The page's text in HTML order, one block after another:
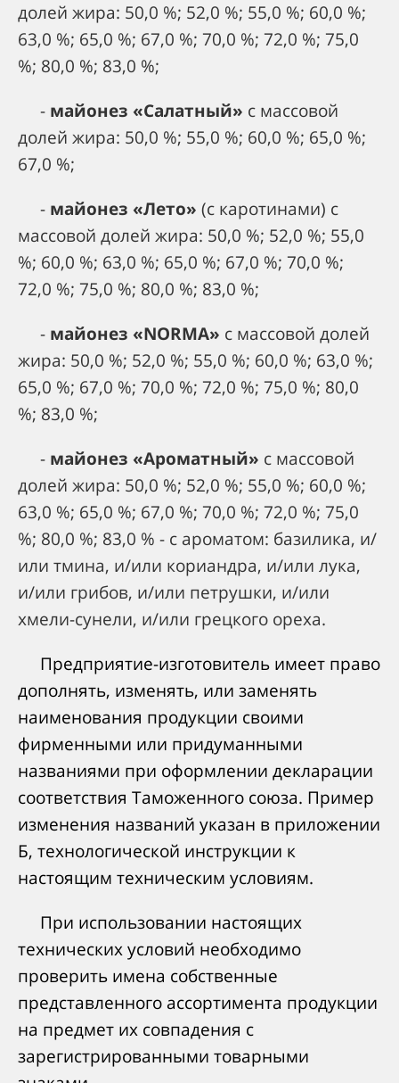
долей жира: 50,0 %; 52,0 %; 55,0 %; 60,0 %;
63,0 %; 65,0 %; 67,0 %; 70,0 %; 72,0 %; 75,0
%; 80,0 %; 83,0 %;
- майонез «Салатный» с массовой
долей жира: 50,0 %; 55,0 %; 60,0 %; 65,0 %;
67,0 %;
- майонез «Лето» (с каротинами) с
массовой долей жира: 50,0 %; 52,0 %; 55,0
%; 60,0 %; 63,0 %; 65,0 %; 67,0 %; 70,0 %;
72,0 %; 75,0 %; 80,0 %; 83,0 %;
- майонез «NORMA» с массовой долей
жира: 50,0 %; 52,0 %; 55,0 %; 60,0 %; 63,0 %;
65,0 %; 67,0 %; 70,0 %; 72,0 %; 75,0 %; 80,0
%; 83,0 %;
- майонез «Ароматный» с массовой
долей жира: 50,0 %; 52,0 %; 55,0 %; 60,0 %;
63,0 %; 65,0 %; 67,0 %; 70,0 %; 72,0 %; 75,0
%; 80,0 %; 83,0 % - с ароматом: базилика, и/
или тмина, и/или кориандра, и/или лука,
и/или грибов, и/или петрушки, и/или
хмели-сунели, и/или грецкого ореха.
Предприятие-изготовитель имеет право
дополнять, изменять, или заменять
наименования продукции своими
фирменными или придуманными
названиями при оформлении декларации
соответствия Таможенного союза. Пример
изменения названий указан в приложении
Б, технологической инструкции к
настоящим техническим условиям.
При использовании настоящих
технических условий необходимо
проверить имена собственные
представленного ассортимента продукции
на предмет их совпадения с
зарегистрированными товарными